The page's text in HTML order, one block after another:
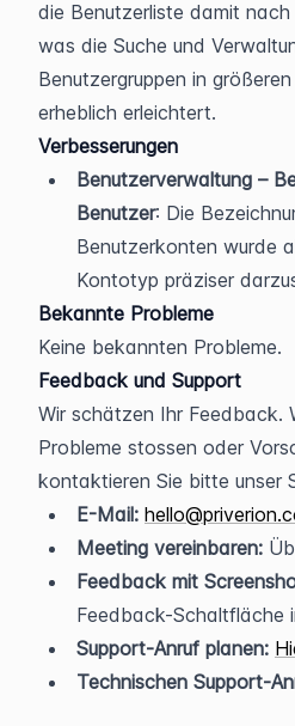
die Benutzerliste damit
was die Suche und
Benutzergruppen in
erheblich erleichtert.
Verbesserungen
Benutzerverwaltung –
Benutzer: Die
Benutzerkonten wurde
Kontotyp präziser
Bekannte Probleme
Keine bekannten Probleme.
Feedback und Support
Wir schätzen Ihr Feedback.
Probleme stossen oder
kontaktieren Sie bitte unser
E-Mail:
Meeting vereinbaren:
Feedback mit
Feedback-Schaltfläche
Support-Anruf planen:
Technischen Support-